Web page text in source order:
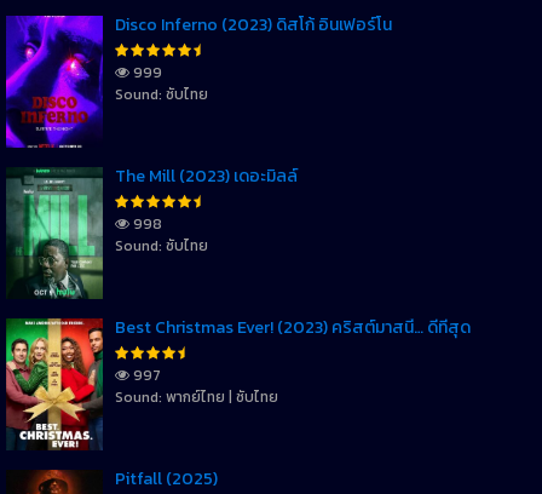
Disco Inferno (2023) ดิสโก้ อินเฟอร์โน
999
Sound: ซับไทย
The Mill (2023) เดอะมิลล์
998
Sound: ซับไทย
Best Christmas Ever! (2023) คริสต์มาสนี้… ดีที่สุด
997
Sound: พากย์ไทย | ซับไทย
Pitfall (2025)